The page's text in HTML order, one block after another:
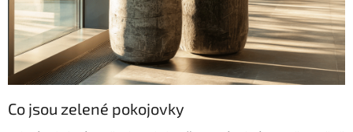
Co jsou zelené pokojovky